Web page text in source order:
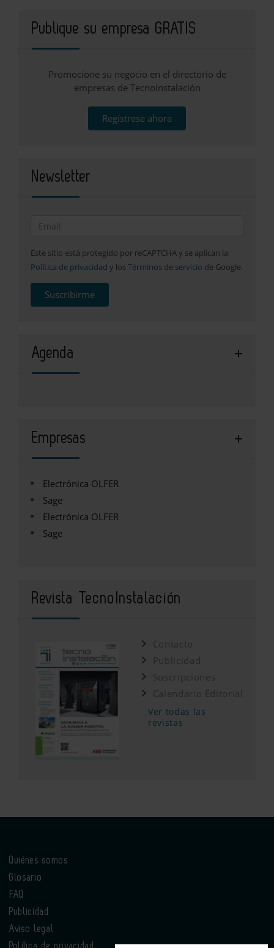
Publique su empresa GRATIS
Promocione su negocio en el directorio de
empresas de TecnoInstalación
Regístrese ahora
Newsletter
Este sitio está protegido por reCAPTCHA y se aplican la
Política de privacidad y los Términos de servicio de Google.
Suscribirme
Agenda
Empresas
Electrónica OLFER
Sage
Electrónica OLFER
Sage
Revista TecnoInstalación
Contacto
Publicidad
Suscripciones
Calendario Editorial
Ver todas las
revistas
Quiénes somos
Glosario
FAQ
Publicidad
Aviso legal
Política de privacidad